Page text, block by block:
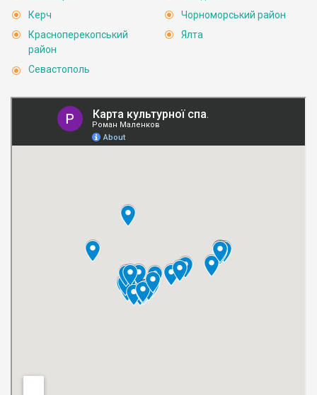
Керч
Красноперекопський
район
Севастополь
Чорноморський район
Ялта